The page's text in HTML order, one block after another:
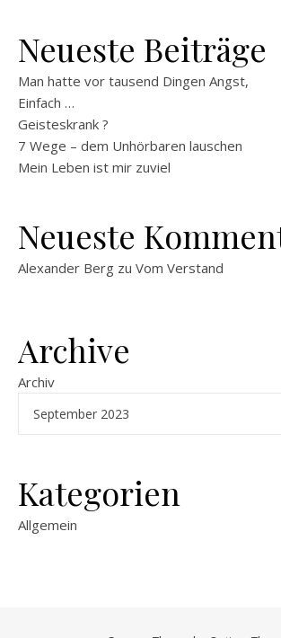
Neueste Beiträge
Man hatte vor tausend Dingen Angst,
Einfach …
Geisteskrank ?
7 Wege – dem Unhörbaren lauschen
Mein Leben ist mir zuviel
Neueste
Alexander Berg zu Vom Verstand
Archive
Archiv
Kategorien
Allgemein